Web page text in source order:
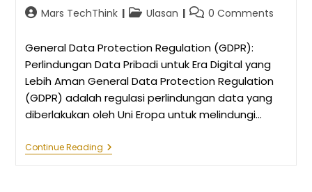
PostMars TechThink
PostUlasan
Post0 Comments
General Data Protection Regulation (GDPR):
Perlindungan Data Pribadi untuk Era Digital yang
Lebih Aman General Data Protection Regulation
(GDPR) adalah regulasi perlindungan data yang
diberlakukan oleh Uni Eropa untuk melindungi…
Continue ReadingGeneral
Data